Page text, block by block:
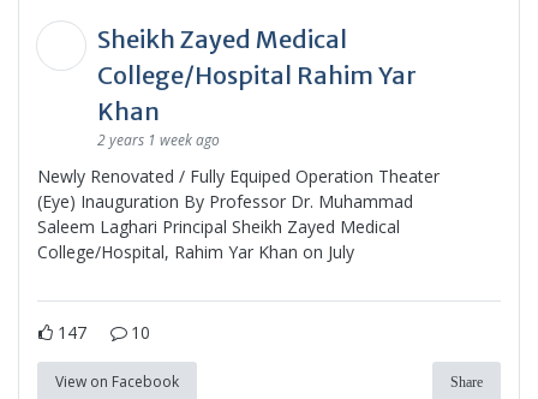
Sheikh Zayed Medical
College/Hospital Rahim Yar
Khan
2 years 1 week ago
Newly Renovated / Fully Equiped Operation Theater
(Eye) Inauguration By Professor Dr. Muhammad
Saleem Laghari Principal Sheikh Zayed Medical
College/Hospital, Rahim Yar Khan on July
147 10
View on Facebook Share